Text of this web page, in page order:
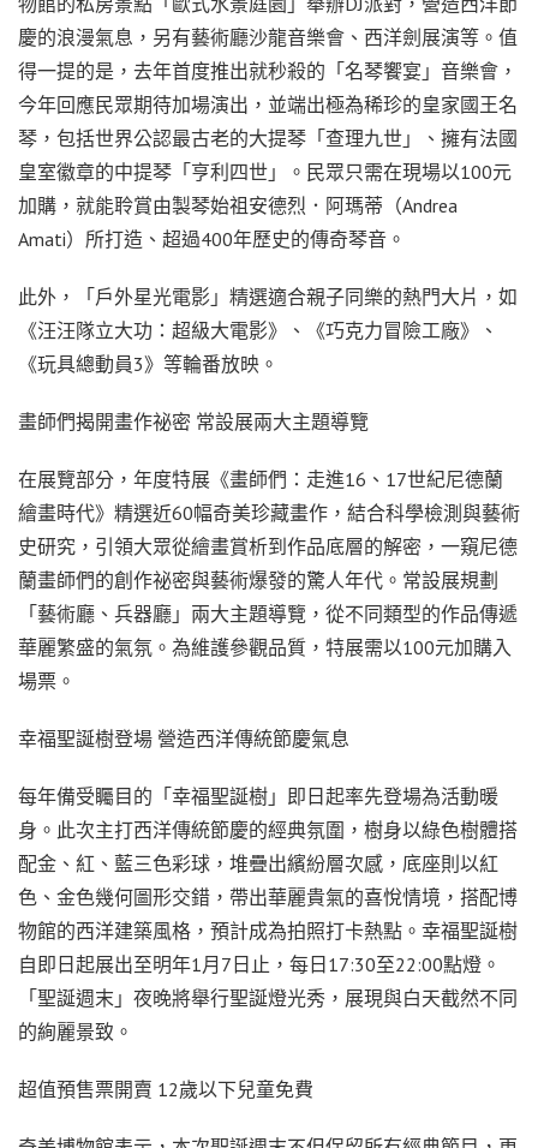
慶的浪漫氣息，另有藝術廳沙龍音樂會、西洋劍展演等。值
得一提的是，去年首度推出就秒殺的「名琴饗宴」音樂會，
今年回應民眾期待加場演出，並端出極為稀珍的皇家國王名
琴，包括世界公認最古老的大提琴「查理九世」、擁有法國
皇室徽章的中提琴「亨利四世」。民眾只需在現場以100元
加購，就能聆賞由製琴始祖安德烈．阿瑪蒂（Andrea
Amati）所打造、超過400年歷史的傳奇琴音。
此外，「戶外星光電影」精選適合親子同樂的熱門大片，如
《汪汪隊立大功：超級大電影》、《巧克力冒險工廠》、
《玩具總動員3》等輪番放映。
畫師們揭開畫作祕密 常設展兩大主題導覽
在展覽部分，年度特展《畫師們：走進16、17世紀尼德蘭
繪畫時代》精選近60幅奇美珍藏畫作，結合科學檢測與藝術
史研究，引領大眾從繪畫賞析到作品底層的解密，一窺尼德
蘭畫師們的創作祕密與藝術爆發的驚人年代。常設展規劃
「藝術廳、兵器廳」兩大主題導覽，從不同類型的作品傳遞
華麗繁盛的氣氛。為維護參觀品質，特展需以100元加購入
場票。
幸福聖誕樹登場 營造西洋傳統節慶氣息
每年備受矚目的「幸福聖誕樹」即日起率先登場為活動暖
身。此次主打西洋傳統節慶的經典氛圍，樹身以綠色樹體搭
配金、紅、藍三色彩球，堆疊出繽紛層次感，底座則以紅
色、金色幾何圖形交錯，帶出華麗貴氣的喜悅情境，搭配博
物館的西洋建築風格，預計成為拍照打卡熱點。幸福聖誕樹
自即日起展出至明年1月7日止，每日17:30至22:00點燈。
「聖誕週末」夜晚將舉行聖誕燈光秀，展現與白天截然不同
的絢麗景致。
超值預售票開賣 12歲以下兒童免費